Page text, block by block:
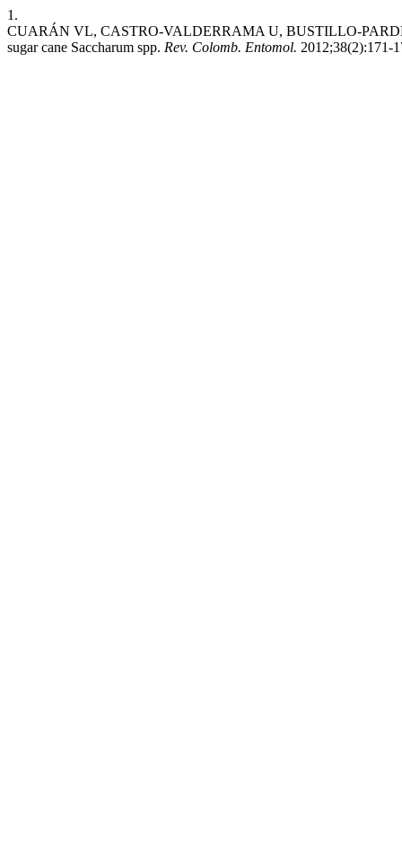
1.
CUARÁN VL, CASTRO-VALDERRAMA U, BUSTILLO-
sugar cane Saccharum spp. Rev. Colomb. Entomol. 2012;38(2):171-